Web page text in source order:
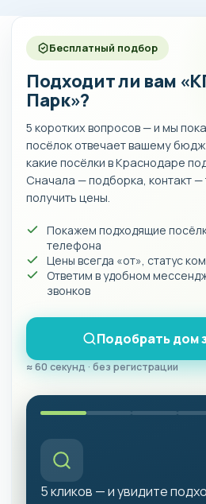
Бесплатный подбор
Подходит ли вам
Парк»?
5 коротких вопросов — и мы
посёлок отвечает вашему
какие посёлки в Краснодаре
Сначала — подборка, контакт —
получить цены.
Покажем подходящие
телефона
Цены всегда «от», статус
Ответим в удобном
звонков
Подобрать дом
≈ 60 секунд · без регистрации
5 кликов — и увидите